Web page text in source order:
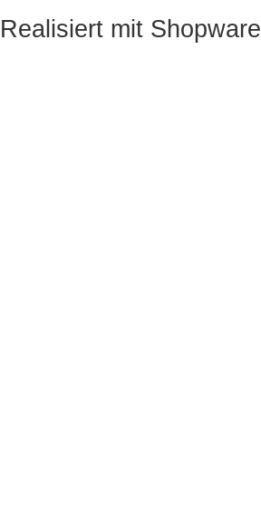
Realisiert mit Shopware